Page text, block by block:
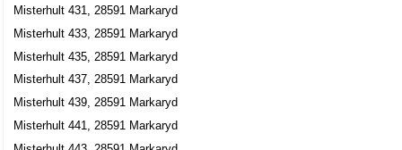
Misterhult 431, 28591 Markaryd
Misterhult 433, 28591 Markaryd
Misterhult 435, 28591 Markaryd
Misterhult 437, 28591 Markaryd
Misterhult 439, 28591 Markaryd
Misterhult 441, 28591 Markaryd